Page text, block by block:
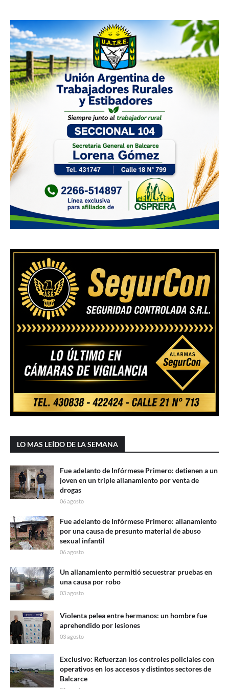
LO MAS LEÍDO DE LA SEMANA
Fue adelanto de Infórmese Primero: detienen a un
joven en un triple allanamiento por venta de
drogas
06 agosto
Fue adelanto de Infórmese Primero: allanamiento
por una causa de presunto material de abuso
sexual infantil
06 agosto
Un allanamiento permitió secuestrar pruebas en
una causa por robo
03 agosto
Violenta pelea entre hermanos: un hombre fue
aprehendido por lesiones
03 agosto
Exclusivo: Refuerzan los controles policiales con
operativos en los accesos y distintos sectores de
Balcarce